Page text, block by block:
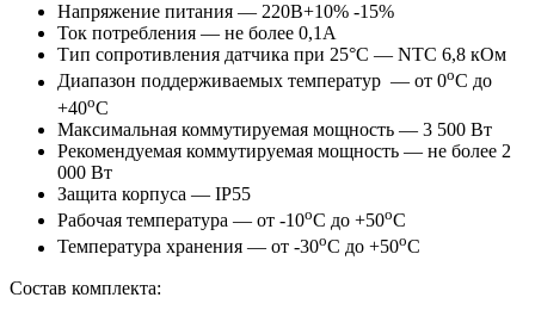
Напряжение питания — 220В+10% -15%
Ток потребления — не более 0,1А
Тип сопротивления датчика при 25°С — NTC 6,8 кОм
Диапазон поддерживаемых температур — от 0oС до
+40oС
Максимальная коммутируемая мощность — 3 500 Вт
Рекомендуемая коммутируемая мощность — не более 2
000 Вт
Защита корпуса — IP55
Рабочая температура — от -10oС до +50oС
Температура хранения — от -30oС до +50oС
Состав комплекта: